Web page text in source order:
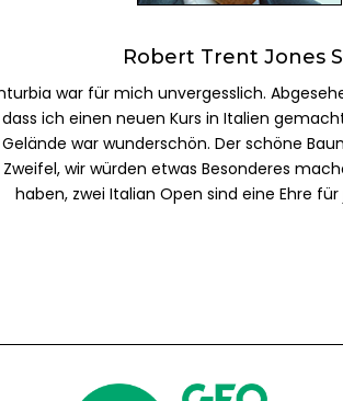
Robert Trent Jones
war für mich unvergesslich.
dass ich einen neuen Kurs in Italien
war wunderschön. Der schöne
wir würden etwas Besonderes
haben, zwei Italian Open sind eine Ehre